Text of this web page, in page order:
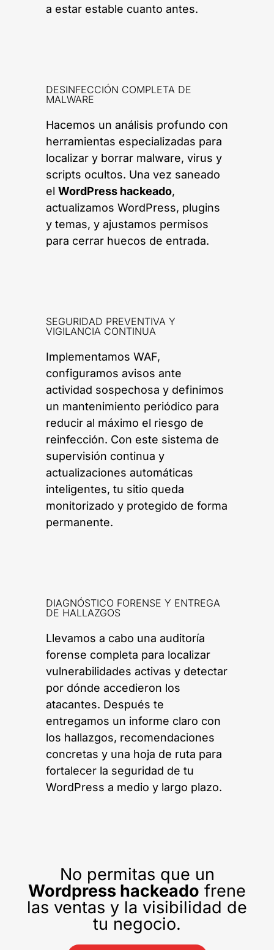
a estar estable cuanto antes.
DESINFECCIÓN COMPLETA DE
MALWARE
Hacemos un análisis profundo con
herramientas especializadas para
localizar y borrar malware, virus y
scripts ocultos. Una vez saneado
el WordPress hackeado,
actualizamos WordPress, plugins
y temas, y ajustamos permisos
para cerrar huecos de entrada.
SEGURIDAD PREVENTIVA Y
VIGILANCIA CONTINUA
Implementamos WAF,
configuramos avisos ante
actividad sospechosa y definimos
un mantenimiento periódico para
reducir al máximo el riesgo de
reinfección. Con este sistema de
supervisión continua y
actualizaciones automáticas
inteligentes, tu sitio queda
monitorizado y protegido de forma
permanente.
DIAGNÓSTICO FORENSE Y ENTREGA
DE HALLAZGOS
Llevamos a cabo una auditoría
forense completa para localizar
vulnerabilidades activas y detectar
por dónde accedieron los
atacantes. Después te
entregamos un informe claro con
los hallazgos, recomendaciones
concretas y una hoja de ruta para
fortalecer la seguridad de tu
WordPress a medio y largo plazo.
No permitas que un
Wordpress hackeado frene
las ventas y la visibilidad de
tu negocio.